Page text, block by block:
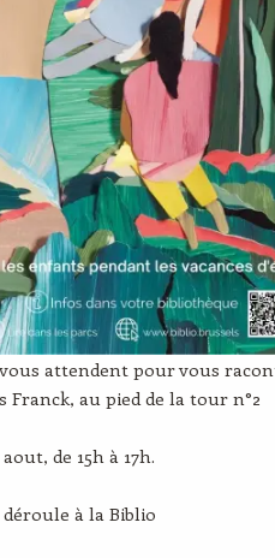
attendent pour vous
Franck, au pied de la tour n°2
de 15h à 17h.
à la Biblio